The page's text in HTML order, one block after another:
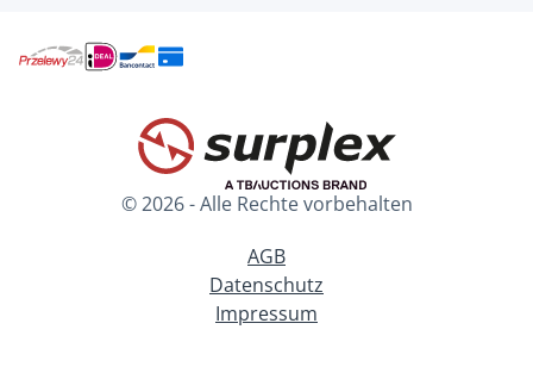
© 2026 - Alle Rechte vorbehalten
AGB
Datenschutz
Impressum